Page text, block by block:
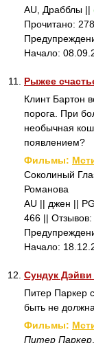
AU, Драбблы ||
Прочитано:
Начало:
11. Рыжее
Клинт Бартон
порога. При
необычная
появлением?
Фильмы:
Соколиный
Романова
AU || джен ||
466 || Отзывов:
Начало:
12. Сундук
Питер Паркер
быть не
Фильмы:
Питер Паркер